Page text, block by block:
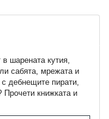
шарената кутия,
сабята, мрежата и
дебнещите пирати,
Прочети книжката и